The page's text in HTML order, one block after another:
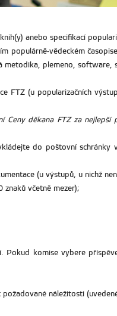
anebo specifikací
populárně-vědeckém
plemeno, software,
FTZ (u popularizačních
Ceny děkana FTZ za nejlepší
do poštovní
(u výstupů, u nichž
včetně mezer);
Pokud komise vybere
náležitosti